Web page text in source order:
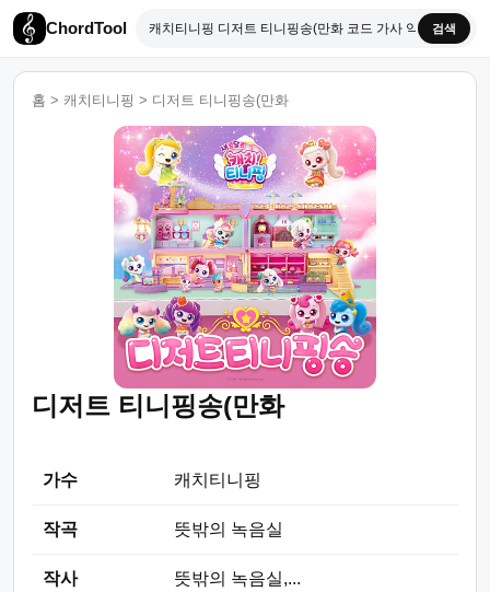
ChordTool 검색
홈 > 캐치티니핑 > 디저트 티니핑송(만화
디저트 티니핑송(만화
가수 캐치티니핑
작곡 뜻밖의 녹음실
작사 뜻밖의 녹음실,...